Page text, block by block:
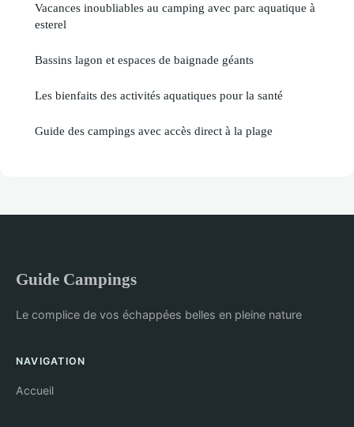
Vacances inoubliables au camping avec parc aquatique à
esterel
Bassins lagon et espaces de baignade géants
Les bienfaits des activités aquatiques pour la santé
Guide des campings avec accès direct à la plage
Guide Campings
Le complice de vos échappées belles en pleine nature
NAVIGATION
Accueil